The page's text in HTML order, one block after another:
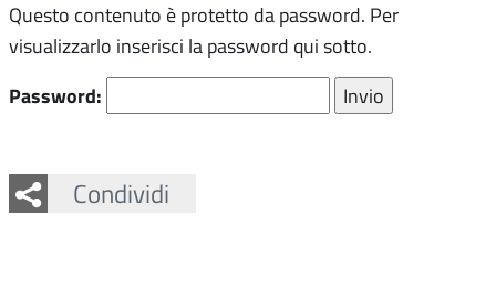
Questo contenuto è protetto da password. Per
visualizzarlo inserisci la password qui sotto.
Password:
Condividi
Facebook
Twitter
Whatsapp